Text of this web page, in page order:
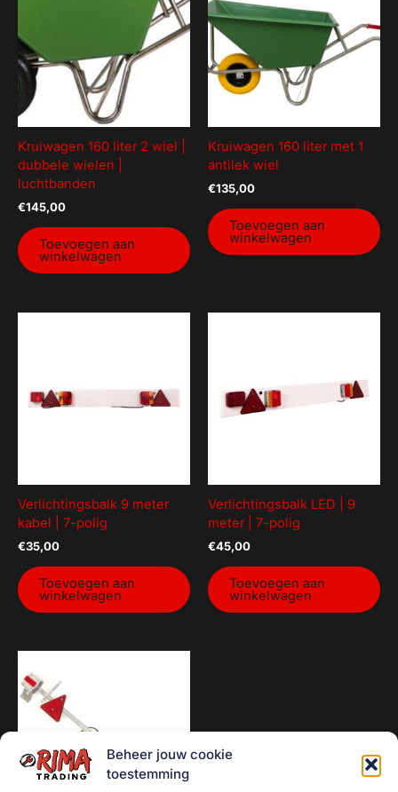
Beheer jouw cookie
toestemming
Goederenvervoer
Indoor Plants
Interntransport
Magazijnbakken
ongecategoriseerd
Overig
Sorteerkoffers Tayg
Kruiwagen 160 liter 2 wiel |
dubbele wielen |
luchtbanden
€145,00
Toevoegen aan
winkelwagen
Kruiwagen 160 liter met 1
antilek wiel
€135,00
Toevoegen aan
winkelwagen
Verlichtingsbalk 9 meter
kabel | 7-polig
€35,00
Toevoegen aan
winkelwagen
Verlichtingsbalk LED | 9
meter | 7-polig
€45,00
Toevoegen aan
winkelwagen